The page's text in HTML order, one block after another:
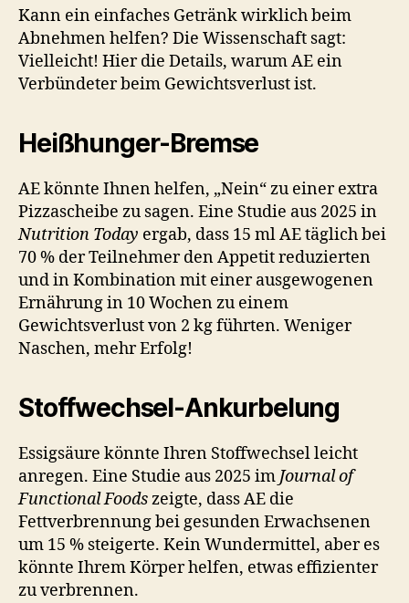
Kann ein einfaches Getränk wirklich beim
Abnehmen helfen? Die Wissenschaft sagt:
Vielleicht! Hier die Details, warum AE ein
Verbündeter beim Gewichtsverlust ist.
Heißhunger-Bremse
AE könnte Ihnen helfen, „Nein“ zu einer extra
Pizzascheibe zu sagen. Eine Studie aus 2025 in
Nutrition Today ergab, dass 15 ml AE täglich bei
70 % der Teilnehmer den Appetit reduzierten
und in Kombination mit einer ausgewogenen
Ernährung in 10 Wochen zu einem
Gewichtsverlust von 2 kg führten. Weniger
Naschen, mehr Erfolg!
Stoffwechsel-Ankurbelung
Essigsäure könnte Ihren Stoffwechsel leicht
anregen. Eine Studie aus 2025 im Journal of
Functional Foodszeigte, dass AE die
Fettverbrennung bei gesunden Erwachsenen
um 15 % steigerte. Kein Wundermittel, aber es
könnte Ihrem Körper helfen, etwas effizienter
zu verbrennen.